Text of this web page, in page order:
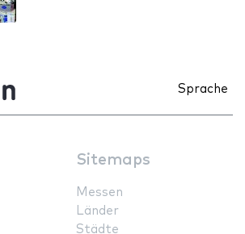
Sprache
Sitemaps
Messen
Länder
Städte